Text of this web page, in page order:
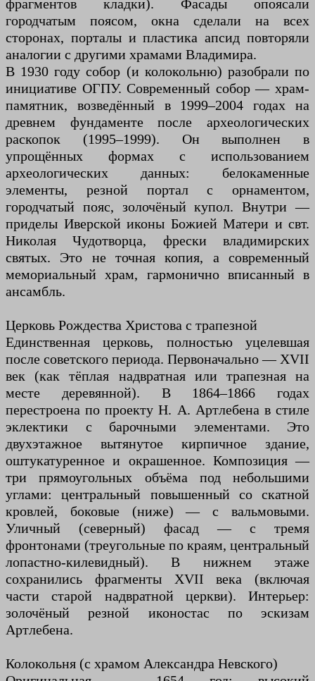
фрагментов кладки). Фасады опоясали
городчатым поясом, окна сделали на всех
сторонах, порталы и пластика апсид повторяли
аналогии с другими храмами Владимира.
В 1930 году собор (и колокольню) разобрали по
инициативе ОГПУ. Современный собор — храм-
памятник, возведённый в 1999–2004 годах на
древнем фундаменте после археологических
раскопок (1995–1999). Он выполнен в
упрощённых формах с использованием
археологических данных: белокаменные
элементы, резной портал с орнаментом,
городчатый пояс, золочёный купол. Внутри —
приделы Иверской иконы Божией Матери и свт.
Николая Чудотворца, фрески владимирских
святых. Это не точная копия, а современный
мемориальный храм, гармонично вписанный в
ансамбль.
Церковь Рождества Христова с трапезной
Единственная церковь, полностью уцелевшая
после советского периода. Первоначально — XVII
век (как тёплая надвратная или трапезная на
месте деревянной). В 1864–1866 годах
перестроена по проекту Н. А. Артлебена в стиле
эклектики с барочными элементами. Это
двухэтажное вытянутое кирпичное здание,
оштукатуренное и окрашенное. Композиция —
три прямоугольных объёма под небольшими
углами: центральный повышенный со скатной
кровлей, боковые (ниже) — с вальмовыми.
Уличный (северный) фасад — с тремя
фронтонами (треугольные по краям, центральный
лопастно-килевидный). В нижнем этаже
сохранились фрагменты XVII века (включая
части старой надвратной церкви). Интерьер:
золочёный резной иконостас по эскизам
Артлебена.
Колокольня (с храмом Александра Невского)